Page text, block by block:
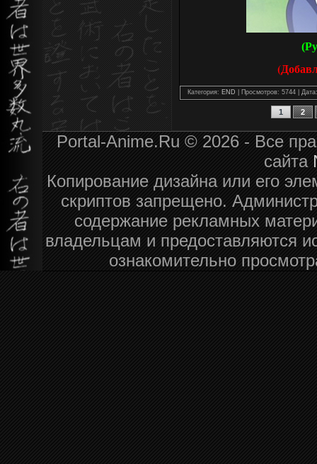
Категория: END | Просмотров: 5744 |
1 2
Portal-Anime.Ru © 2026 - Все
сайта
Копирование дизайна или его
скриптов запрещено.
содержание рекламных
владельцам и предоставляются
ознакомительно